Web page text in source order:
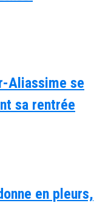
Aliassime se
sa rentrée
en pleurs,